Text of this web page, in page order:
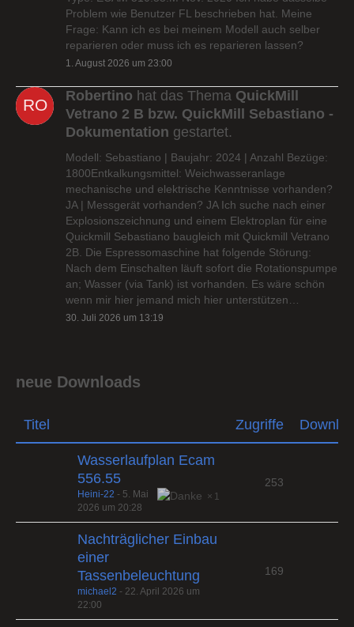
Problem wie Benutzer FL beschrieben hat. Meine
Frage: Kann ich es bei meinem Modell auch selber
reparieren oder muss ich es reparieren lassen?
1. August 2026 um 23:00
Robertino hat das Thema QuickMill
Vetrano 2 B bzw. QuickMill Sebastiano -
Dokumentation gestartet.
Modell: Sebastiano | Baujahr: 2024 | Anzahl Bezüge:
1800Entkalkungsmittel: Weichwasseranlage
mechanische und elektrische Kenntnisse vorhanden?
JA | Messgerät vorhanden? JA Ich suche nach einer
Explosionszeichnung und einem Elektroplan für eine
Quickmill Sebastiano baugleich mit Quickmill Vetrano
2B. Die Espressomaschine hat folgende Störung:
Nach dem Einschalten läuft sofort die Rotationspumpe
an; Wasser (via Tank) ist vorhanden. Es wäre schön
wenn mir hier jemand mich hier unterstützen…
30. Juli 2026 um 13:19
neue Downloads
Titel Zugriffe
Wasserlaufplan Ecam
556.55
1
Heini-22 - 5. Mai
2026 um 20:28
253
Nachträglicher Einbau
einer
Tassenbeleuchtung
michael2 - 22. April 2026 um
22:00
169